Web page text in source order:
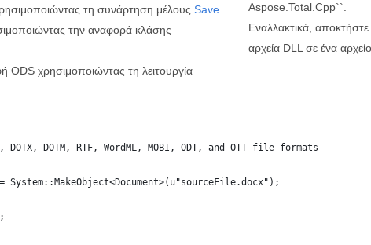
τη συνάρτηση μέλους Save
την αναφορά κλάσης
χρησιμοποιώντας τη λειτουργία
Aspose.Total.Cpp``.
Εναλλακτικά,
αρχεία DLL σε ένα
DOTX, DOTM, RTF, WordML, MOBI, ODT, and OTT file formats
System::MakeObject<Document>(u"sourceFile.docx");